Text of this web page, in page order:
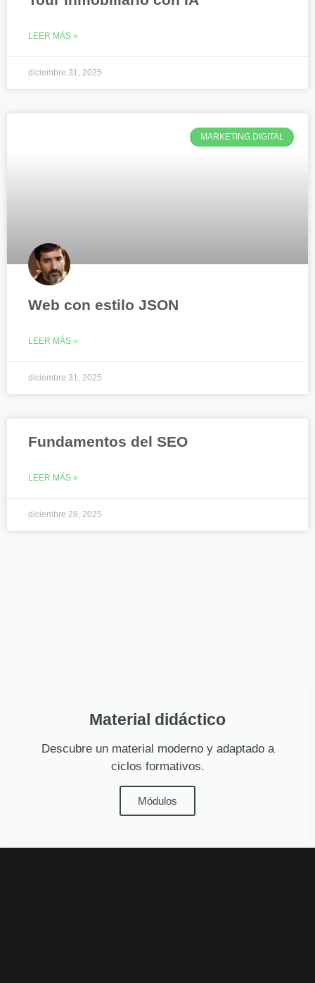
LEER MÁS »
diciembre 31, 2025
MARKETING DIGITAL
Web con estilo JSON
LEER MÁS »
diciembre 31, 2025
Fundamentos del SEO
LEER MÁS »
diciembre 28, 2025
Material didáctico
Descubre un material moderno y adaptado a
ciclos formativos.
Módulos